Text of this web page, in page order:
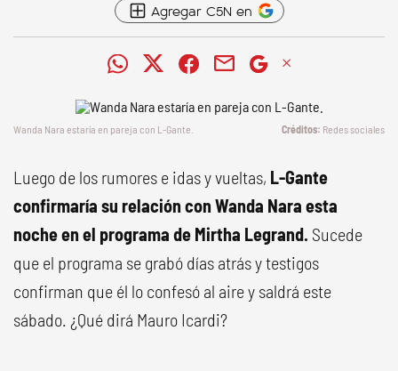
Agregar C5N en
Wanda Nara estaría en pareja con L-Gante. Redes sociales
Luego de los rumores e idas y vueltas, L-Gante
confirmaría su relación con Wanda Nara esta
noche en el programa de Mirtha Legrand. Sucede
que el programa se grabó días atrás y testigos
confirman que él lo confesó al aire y saldrá este
sábado. ¿Qué dirá Mauro Icardi?